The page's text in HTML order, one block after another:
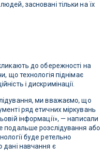
засновані тільки на їх
до обережності на
що технологія піднімає
і дискримінації.
ми вважаємо, що
ряд етичних міркувань
інформації», — написали
подальше розслідування або
буде ретельно
дані навчання є